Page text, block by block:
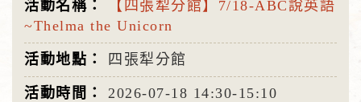
【四張犁分館】7/18-ABC說英語
~Thelma the Unicorn
四張犁分館
2026-07-18 14:30-15:10